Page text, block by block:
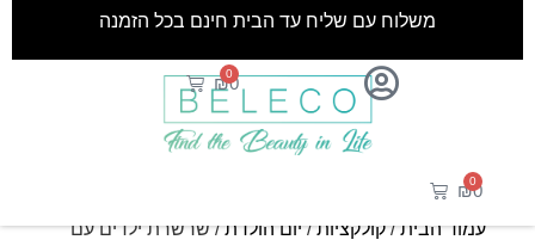
₪0
0
משלוח עם שליח עד הבית חינם בכל הזמנה
₪0
0
עמוד הבית/קולקציות/יום הולדת/ שרשרת ילדים עם